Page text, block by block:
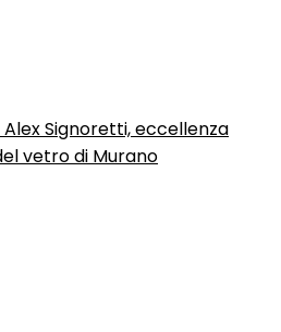
Alex Signoretti, eccellenza
vetro di Murano